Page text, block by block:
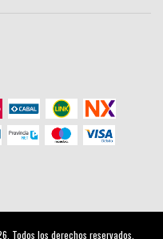
Todos los derechos reservados.